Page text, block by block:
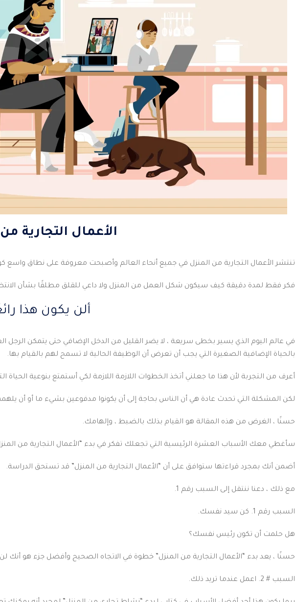
الأعمال التجارية
تنتشر الأعمال التجارية من المنزل في جميع أنحاء العالم وأصبحت معروفة على نطاق واسع
فكر فقط لمدة دقيقة كيف سيكون شكل العمل من المنزل ولا داعي للقلق مطلقًا بشأن
ألن يكون هذا
في عالم اليوم الذي يسير بخطى سريعة ، لا يضر القليل من الدخل الإضافي حتى يتمكن الرجل
بالحياة الإضافية الصغيرة التي يجب أن تعرض أن الوظيفة الحالية لا تسمح لهم بالقيام بها.
أعرف من التجربة لأن هذا ما جعلني أتخذ الخطوات اللازمة اللازمة لكي أستمتع بنوعية الحياة
لكن المشكلة التي تحدث عادة هي أن الناس بحاجة إلى أن يكونوا مدفوعين بشيء ما أو أن
حسنًا ، الغرض من هذه المقالة هو القيام بذلك بالضبط ، وإلهامك.
سأغطي معك الأسباب العشرة الرئيسية التي تجعلك تفكر في بدء “الأعمال التجارية من
أضمن أنك بمجرد قراءتها ستوافق على أن “الأعمال التجارية من المنزل” قد تستحق الدراسة.
مع ذلك ، دعنا ننتقل إلى السبب رقم 1.
السبب رقم 1. كن سيد نفسك.
هل حلمت أن تكون رئيس نفسك؟
حسنًا ، يعد بدء “الأعمال التجارية من المنزل” خطوة في الاتجاه الصحيح وأفضل جزء هو
السبب # 2. اعمل عندما تريد ذلك.